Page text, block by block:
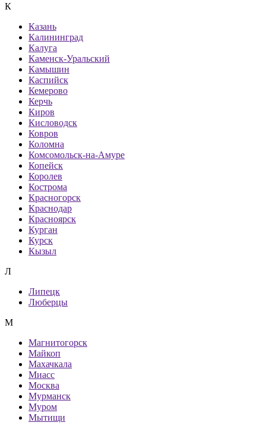
К
Казань
Калининград
Калуга
Каменск-Уральский
Камышин
Каспийск
Кемерово
Керчь
Киров
Кисловодск
Ковров
Коломна
Комсомольск-на-Амуре
Копейск
Королев
Кострома
Красногорск
Краснодар
Красноярск
Курган
Курск
Кызыл
Л
Липецк
Люберцы
М
Магнитогорск
Майкоп
Махачкала
Миасс
Москва
Мурманск
Муром
Мытищи